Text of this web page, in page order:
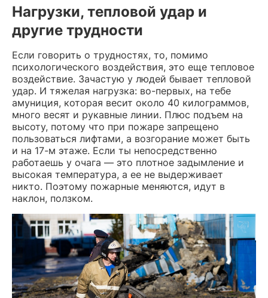
Нагрузки, тепловой удар и
другие трудности
Если говорить о трудностях, то, помимо
психологического воздействия, это еще тепловое
воздействие. Зачастую у людей бывает тепловой
удар. И тяжелая нагрузка: во-первых, на тебе
амуниция, которая весит около 40 килограммов,
много весят и рукавные линии. Плюс подъем на
высоту, потому что при пожаре запрещено
пользоваться лифтами, а возгорание может быть
и на 17-м этаже. Если ты непосредственно
работаешь у очага — это плотное задымление и
высокая температура, а ее не выдерживает
никто. Поэтому пожарные меняются, идут в
наклон, ползком.